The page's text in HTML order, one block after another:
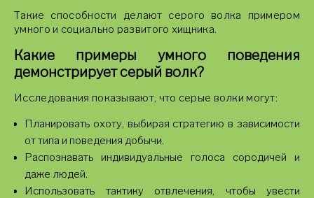
Такие способности делают серого волка примером
умного и социально развитого хищника.
Какие примеры умного поведения
демонстрирует серый волк?
Исследования показывают, что серые волки могут:
Планировать охоту, выбирая стратегию в зависимости
от типа и поведения добычи.
Распознавать индивидуальные голоса сородичей и
даже людей.
Использовать тактику отвлечения, чтобы увести